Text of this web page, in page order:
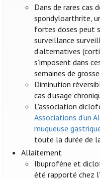
Dans de rares cas
spondyloarthrite,
fortes doses peut
surveillance
d’alternatives
s’imposent dans
semaines de
Diminution
cas d’usage
L'association
Associations d'un
muqueuse
toute la durée de
Allaitement
Ibuprofène et
été rapporté chez